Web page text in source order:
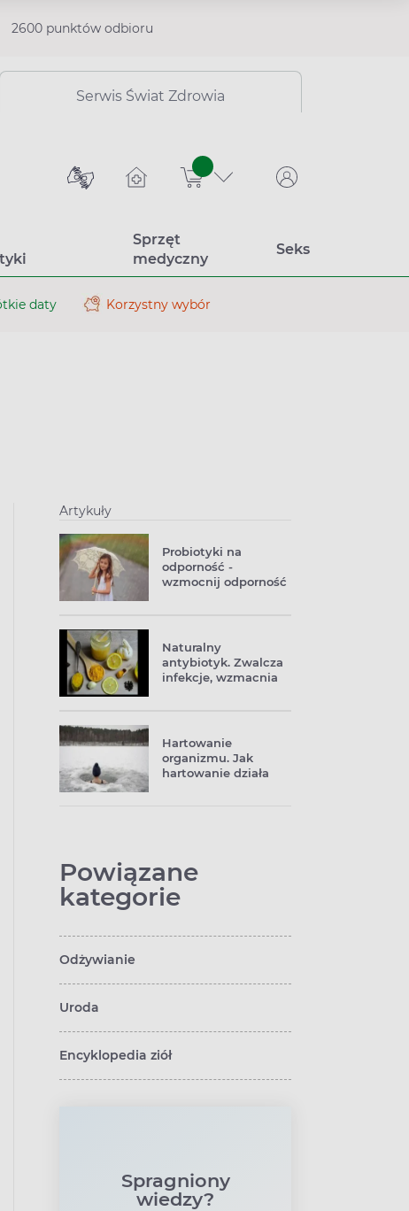
2600 punktów odbioru
Serwis Świat Zdrowia
sztuk
Sprzęt
medyczny
Seks
daty Korzystny wybór
Artykuły
Probiotyki na
odporność -
wzmocnij odporność
Naturalny
antybiotyk. Zwalcza
infekcje, wzmacnia
Hartowanie
organizmu. Jak
hartowanie działa
Powiązane
kategorie
Odżywianie
Uroda
Encyklopedia ziół
Spragniony
wiedzy?